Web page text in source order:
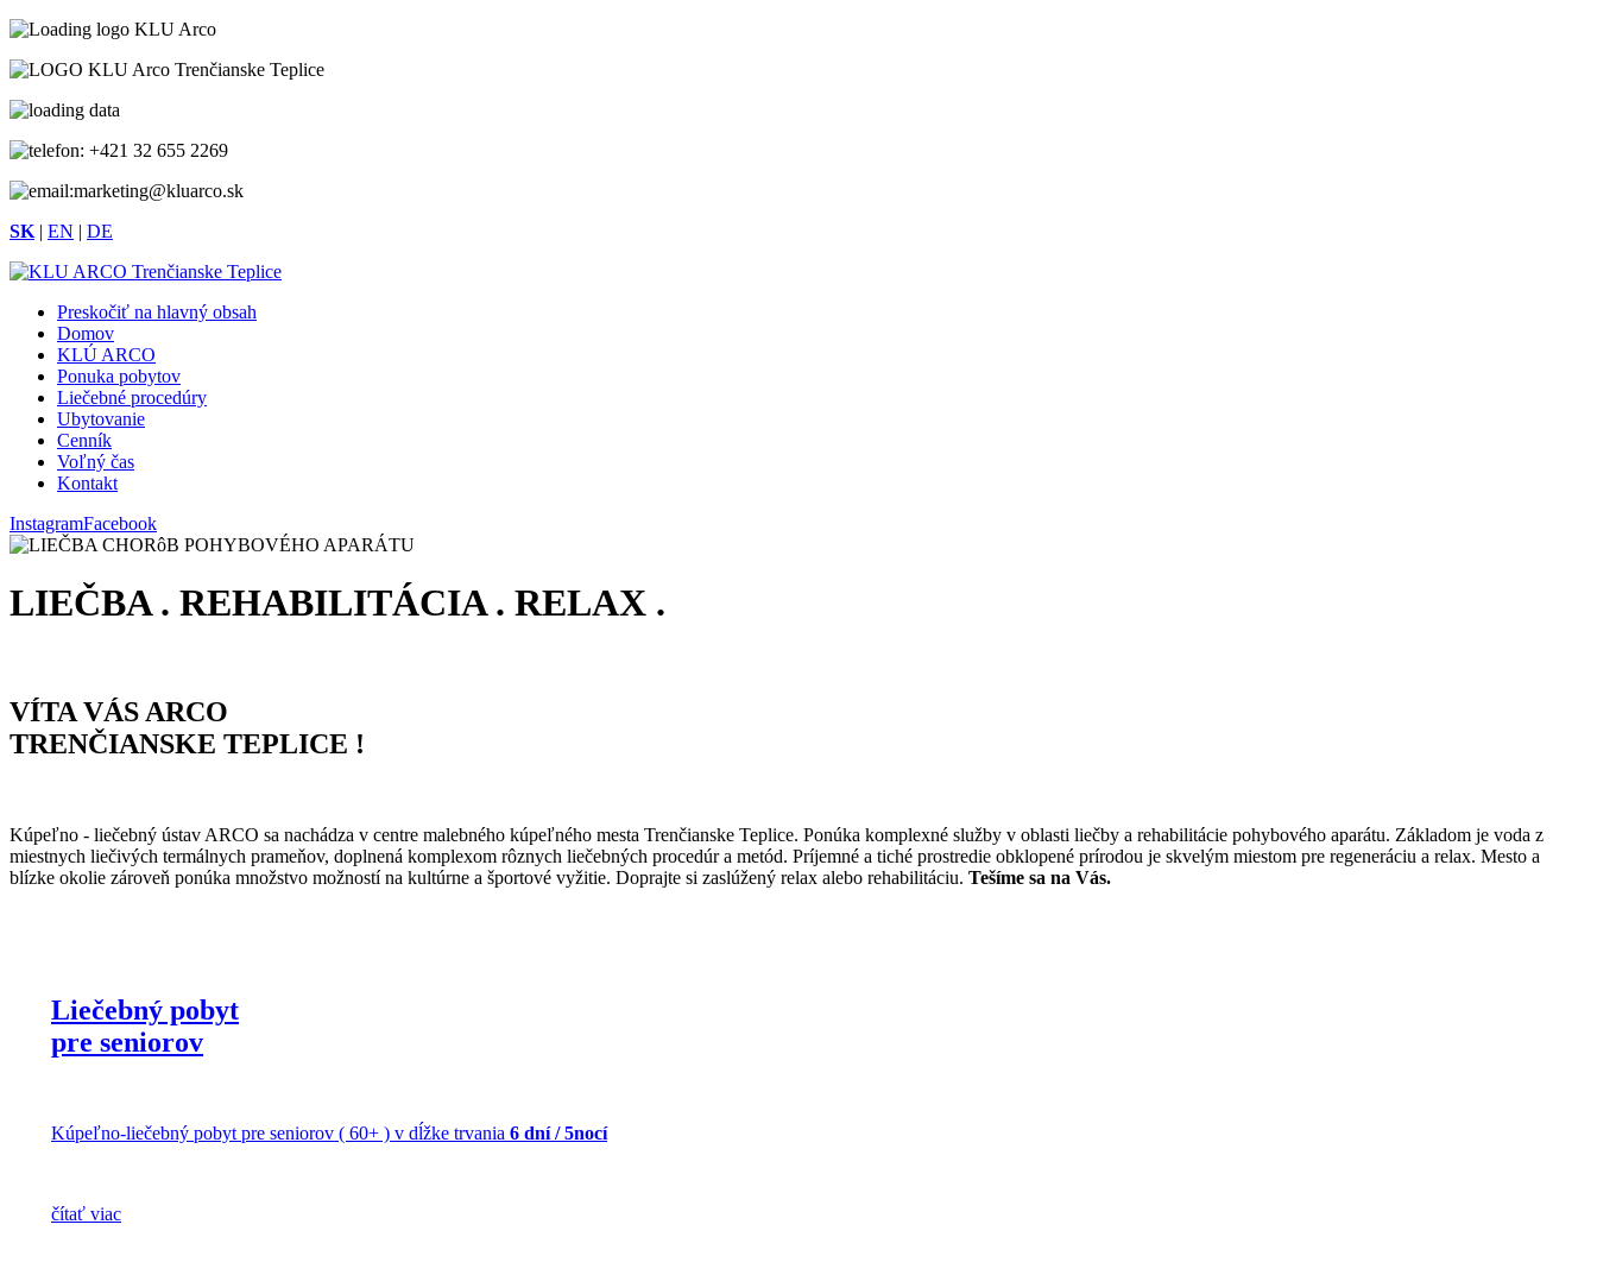
+421 32 655 2269
marketing@kluarco.sk
SK | EN | DE
Preskočiť na hlavný obsah
Domov
KLÚ ARCO
Ponuka pobytov
Liečebné procedúry
Ubytovanie
Cenník
Voľný čas
Kontakt
InstagramFacebook
LIEČBA . REHABILITÁCIA . RELAX .
VÍTA VÁS ARCO
TRENČIANSKE TEPLICE !
Kúpeľno - liečebný ústav ARCO sa nachádza v centre malebného kúpeľného mesta Trenčianske Teplice. Ponúka komplexné služby v oblasti liečby a rehabilitácie pohybového aparátu. Základom je voda z
miestnych liečivých termálnych prameňov, doplnená komplexom rôznych liečebných procedúr a metód. Príjemné a tiché prostredie obklopené prírodou je skvelým miestom pre regeneráciu a relax. Mesto a
blízke okolie zároveň ponúka množstvo možností na kultúrne a športové vyžitie. Doprajte si zaslúžený relax alebo rehabilitáciu. Tešíme sa na Vás.
Liečebný pobyt
pre seniorov
Kúpeľno-liečebný pobyt pre seniorov ( 60+ ) v dĺžke trvania 6 dní / 5nocí
čítať viac